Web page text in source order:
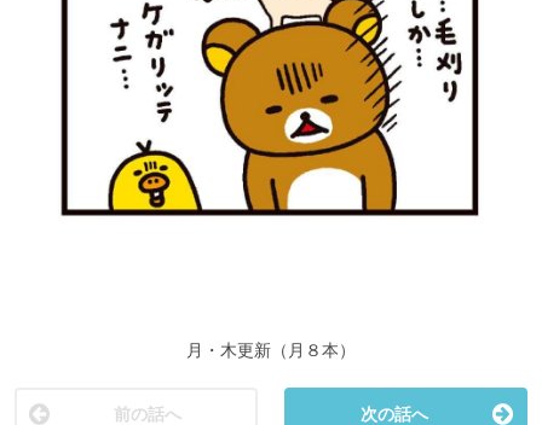
月・木更新（月８本）
前の話へ 次の話へ